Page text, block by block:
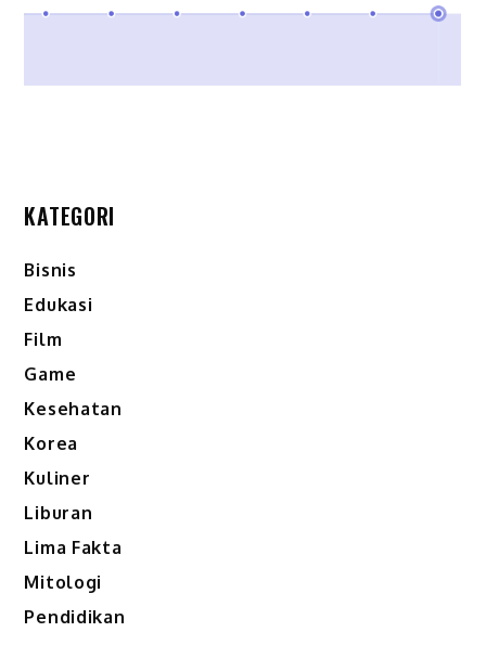
KATEGORI
Bisnis
Edukasi
Film
Game
Kesehatan
Korea
Kuliner
Liburan
Lima Fakta
Mitologi
Pendidikan